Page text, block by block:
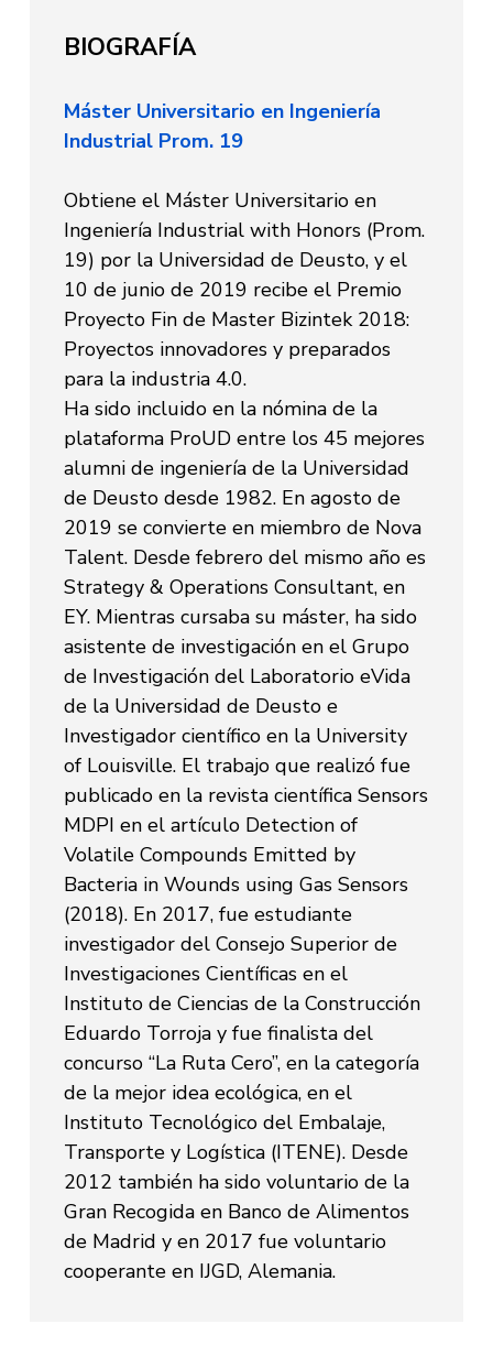
BIOGRAFÍA
Máster Universitario en Ingeniería
Industrial Prom. 19
Obtiene el Máster Universitario en
Ingeniería Industrial with Honors (Prom.
19) por la Universidad de Deusto, y el
10 de junio de 2019 recibe el Premio
Proyecto Fin de Master Bizintek 2018:
Proyectos innovadores y preparados
para la industria 4.0.
Ha sido incluido en la nómina de la
plataforma ProUD entre los 45 mejores
alumni de ingeniería de la Universidad
de Deusto desde 1982. En agosto de
2019 se convierte en miembro de Nova
Talent. Desde febrero del mismo año es
Strategy & Operations Consultant, en
EY. Mientras cursaba su máster, ha sido
asistente de investigación en el Grupo
de Investigación del Laboratorio eVida
de la Universidad de Deusto e
Investigador científico en la University
of Louisville. El trabajo que realizó fue
publicado en la revista científica Sensors
MDPI en el artículo Detection of
Volatile Compounds Emitted by
Bacteria in Wounds using Gas Sensors
(2018). En 2017, fue estudiante
investigador del Consejo Superior de
Investigaciones Científicas en el
Instituto de Ciencias de la Construcción
Eduardo Torroja y fue finalista del
concurso “La Ruta Cero”, en la categoría
de la mejor idea ecológica, en el
Instituto Tecnológico del Embalaje,
Transporte y Logística (ITENE). Desde
2012 también ha sido voluntario de la
Gran Recogida en Banco de Alimentos
de Madrid y en 2017 fue voluntario
cooperante en IJGD, Alemania.